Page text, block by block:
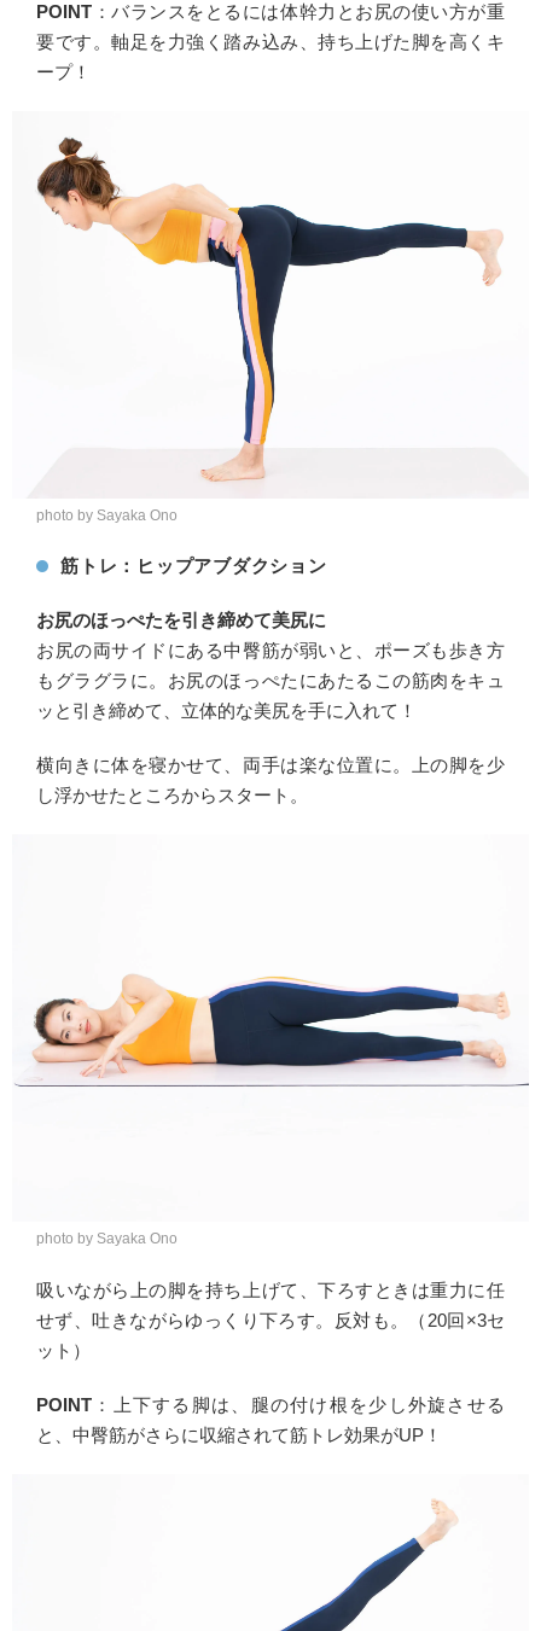
POINT ：バランスをとるには体幹力とお尻の使い方が重
要です。軸足を力強く踏み込み、持ち上げた脚を高くキ
ープ！
photo by Sayaka Ono
筋トレ：ヒップアブダクション
お尻のほっぺたを引き締めて美尻に
お尻の両サイドにある中臀筋が弱いと、ポーズも歩き方
もグラグラに。お尻のほっぺたにあたるこの筋肉をキュ
ッと引き締めて、立体的な美尻を手に入れて！
横向きに体を寝かせて、両手は楽な位置に。上の脚を少
し浮かせたところからスタート。
photo by Sayaka Ono
吸いながら上の脚を持ち上げて、下ろすときは重力に任
せず、吐きながらゆっくり下ろす。反対も。（20回×3セ
ット）
POINT ：上下する脚は、腿の付け根を少し外旋させる
と、中臀筋がさらに収縮されて筋トレ効果がUP！